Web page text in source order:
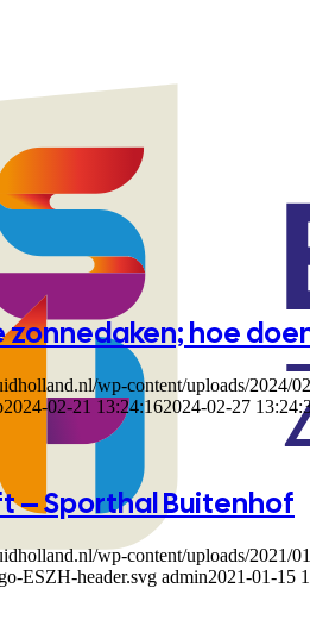
hoe
wp-content/uploads/2024/
2024-02-21 13:24:162024-02-27
– Sporthal Buitenhof
wp-content/uploads/2021/
ESZH-header.svg admin2021-01-15